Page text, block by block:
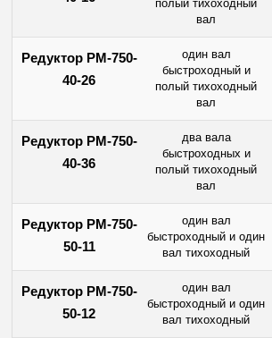
полый тихоходный
вал
Редуктор РМ-750-
40-26
один вал
быстроходный и
полый тихоходный
вал
Редуктор РМ-750-
40-36
два вала
быстроходных и
полый тихоходный
вал
Редуктор РМ-750-
50-11
один вал
быстроходный и один
вал тихоходный
Редуктор РМ-750-
50-12
один вал
быстроходный и один
вал тихоходный